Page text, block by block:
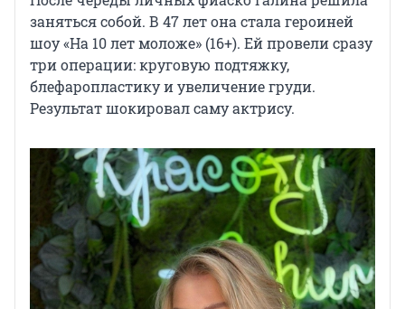
заняться собой. В 47 лет она стала героиней
шоу «На 10 лет моложе» (16+). Ей провели сразу
три операции: круговую подтяжку,
блефаропластику и увеличение груди.
Результат шокировал саму актрису.